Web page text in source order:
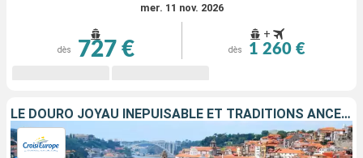
mer. 11 nov. 2026
dès 727 €
+
dès 1 260 €
LE DOURO JOYAU INÉPUISABLE ET TRADITIONS ANCESTRALES (FORMULE PORT-PORT)